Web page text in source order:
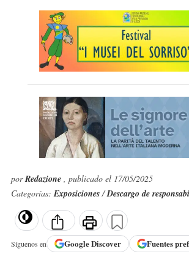
porRedazione , publicado el 17/05/2025
Categorías:Exposiciones/Descargo de
Síguenos en GoogleDiscover Fuentes